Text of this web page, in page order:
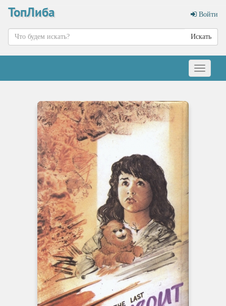
ТопЛиба Войти
Искать
Меню